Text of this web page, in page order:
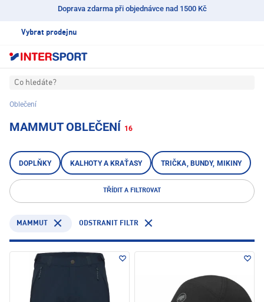
Doprava zdarma při objednávce nad 1500 Kč
Vybrat prodejnu
Co hledáte?
Oblečení
MAMMUT OBLEČENÍ 16
DOPLŇKY KALHOTY A KRAŤASY TRIČKA, BUNDY, MIKINY
TŘÍDIT A FILTROVAT
MAMMUT ODSTRANIT FILTR